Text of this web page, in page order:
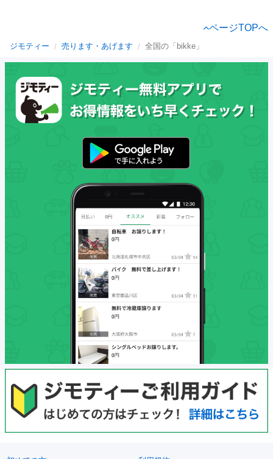
ページTOPへ
ジモティー 売ります・あげます 全国の「bikke」